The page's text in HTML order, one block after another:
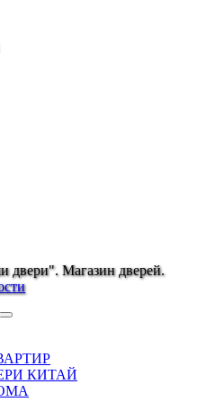
двери". Магазин дверей.
КИТАЙ